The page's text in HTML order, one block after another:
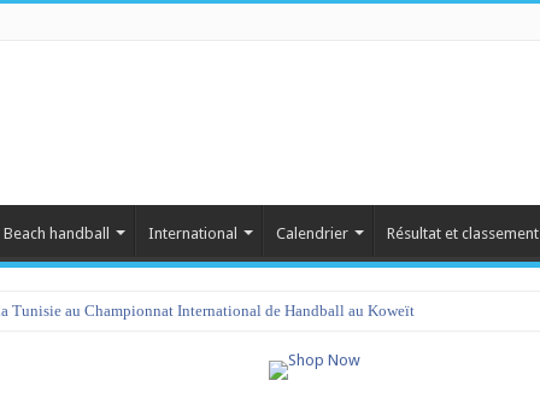
Beach handball International Calendrier Résultat et classement
Tunisie au Championnat International de Handball au Koweït